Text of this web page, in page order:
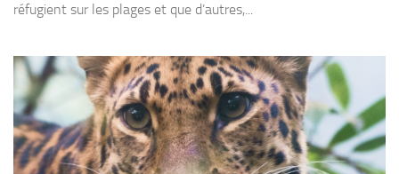
réfugient sur les plages et que d’autres,...